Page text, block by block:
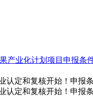
产业化计划项目申报条
认定和复核开始！申报
认定和复核开始！申报